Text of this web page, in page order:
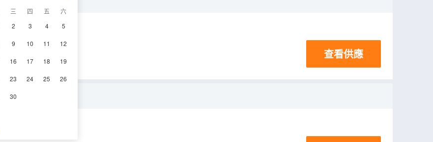
三 四 五
六
2 3 4 5
9 10 11 12
16 17 18 19
23 24 25 26
30
電視機
查看供應